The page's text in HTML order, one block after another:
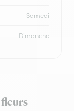
Samedi
Dimanche